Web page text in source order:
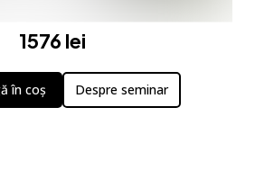
1576 lei
în coș Despre seminar